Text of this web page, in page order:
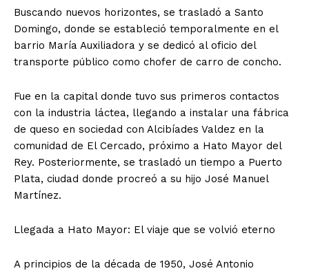
​Buscando nuevos horizontes, se trasladó a Santo
Domingo, donde se estableció temporalmente en el
barrio María Auxiliadora y se dedicó al oficio del
transporte público como chofer de carro de concho.
Fue en la capital donde tuvo sus primeros contactos
con la industria láctea, llegando a instalar una fábrica
de queso en sociedad con Alcibíades Valdez en la
comunidad de El Cercado, próximo a Hato Mayor del
Rey. Posteriormente, se trasladó un tiempo a Puerto
Plata, ciudad donde procreó a su hijo José Manuel
Martínez.
​Llegada a Hato Mayor: El viaje que se volvió eterno
​A principios de la década de 1950, José Antonio